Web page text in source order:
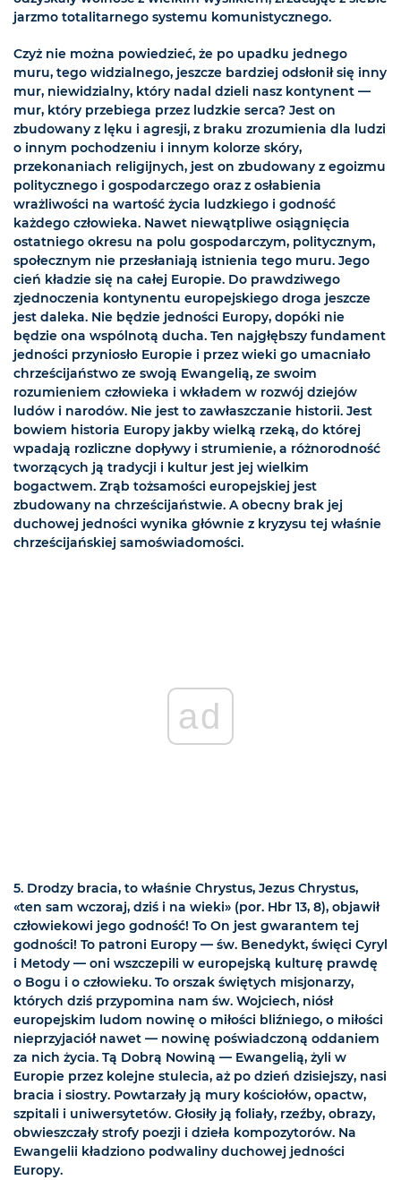
jarzmo totalitarnego systemu komunistycznego.
Czyż nie można powiedzieć, że po upadku jednego
muru, tego widzialnego, jeszcze bardziej odsłonił się inny
mur, niewidzialny, który nadal dzieli nasz kontynent —
mur, który przebiega przez ludzkie serca? Jest on
zbudowany z lęku i agresji, z braku zrozumienia dla ludzi
o innym pochodzeniu i innym kolorze skóry,
przekonaniach religijnych, jest on zbudowany z egoizmu
politycznego i gospodarczego oraz z osłabienia
wrażliwości na wartość życia ludzkiego i godność
każdego człowieka. Nawet niewątpliwe osiągnięcia
ostatniego okresu na polu gospodarczym, politycznym,
społecznym nie przesłaniają istnienia tego muru. Jego
cień kładzie się na całej Europie. Do prawdziwego
zjednoczenia kontynentu europejskiego droga jeszcze
jest daleka. Nie będzie jedności Europy, dopóki nie
będzie ona wspólnotą ducha. Ten najgłębszy fundament
jedności przyniosło Europie i przez wieki go umacniało
chrześcijaństwo ze swoją Ewangelią, ze swoim
rozumieniem człowieka i wkładem w rozwój dziejów
ludów i narodów. Nie jest to zawłaszczanie historii. Jest
bowiem historia Europy jakby wielką rzeką, do której
wpadają rozliczne dopływy i strumienie, a różnorodność
tworzących ją tradycji i kultur jest jej wielkim
bogactwem. Zrąb tożsamości europejskiej jest
zbudowany na chrześcijaństwie. A obecny brak jej
duchowej jedności wynika głównie z kryzysu tej właśnie
chrześcijańskiej samoświadomości.
ad
5. Drodzy bracia, to właśnie Chrystus, Jezus Chrystus,
«ten sam wczoraj, dziś i na wieki» (por. Hbr 13, 8), objawił
człowiekowi jego godność! To On jest gwarantem tej
godności! To patroni Europy — św. Benedykt, święci Cyryl
i Metody — oni wszczepili w europejską kulturę prawdę
o Bogu i o człowieku. To orszak świętych misjonarzy,
których dziś przypomina nam św. Wojciech, niósł
europejskim ludom nowinę o miłości bliźniego, o miłości
nieprzyjaciół nawet — nowinę poświadczoną oddaniem
za nich życia. Tą Dobrą Nowiną — Ewangelią, żyli w
Europie przez kolejne stulecia, aż po dzień dzisiejszy, nasi
bracia i siostry. Powtarzały ją mury kościołów, opactw,
szpitali i uniwersytetów. Głosiły ją foliały, rzeźby, obrazy,
obwieszczały strofy poezji i dzieła kompozytorów. Na
Ewangelii kładziono podwaliny duchowej jedności
Europy.